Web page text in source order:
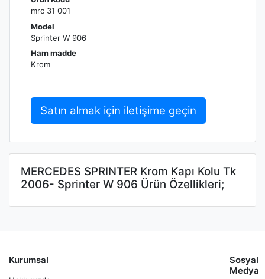
mrc 31 001
Model
Sprinter W 906
Ham madde
Krom
Satın almak için iletişime geçin
MERCEDES SPRINTER Krom Kapı Kolu Tk
2006- Sprinter W 906 Ürün Özellikleri;
Kurumsal
Sosyal
Medya